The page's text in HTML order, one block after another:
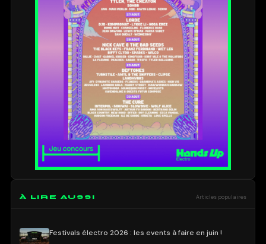
À LIRE AUSSI Articles populaires
Festivals électro 2026 : les events à faire en juin !